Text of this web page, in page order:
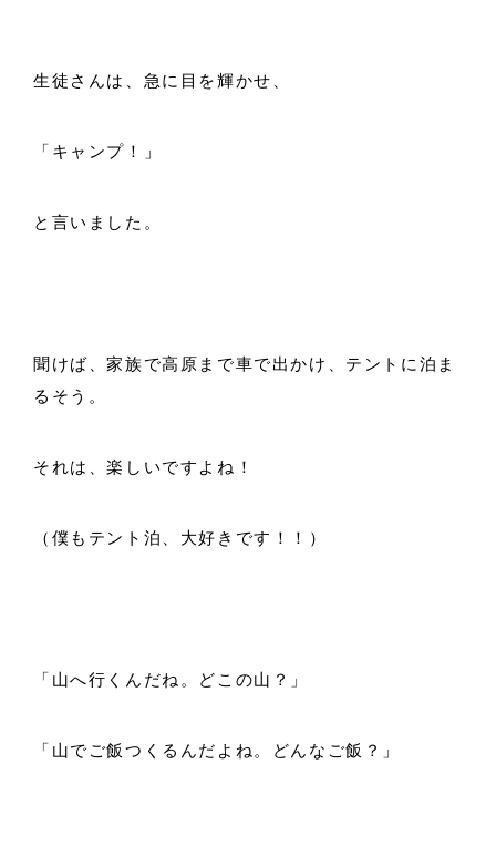
生徒さんは、急に目を輝かせ、
「キャンプ！」
と言いました。
聞けば、家族で高原まで車で出かけ、テントに泊ま
るそう。
それは、楽しいですよね！
（僕もテント泊、大好きです！！）
「山へ行くんだね。どこの山？」
「山でご飯つくるんだよね。どんなご飯？」